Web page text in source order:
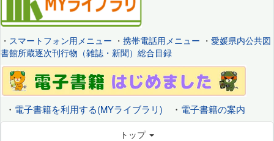
・ スマートフォン用メニュー ・ 携帯電話用メニュー ・ 愛媛県内公共図
書館所蔵逐次刊行物（雑誌・新聞）総合目録
・ 電子書籍を利用する(MYライブラリ) ・ 電子書籍の案内
トップ